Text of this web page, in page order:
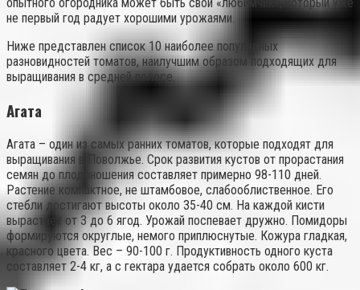
не первый год радует хорошими урожаями.
Ниже представлен список 10 наиболее популярных
разновидностей томатов, наилучшим образом подходящих для
выращивания в средней полосе.
Агата
Агата – один из самых ранних томатов, которые подходят для
выращивания в Поволжье. Срок развития кустов от прорастания
семян до плодоношения составляет примерно 98-110 дней.
Растение компактное, не штамбовое, слабооблиственное. Его
стебли достигают высоты около 35-40 см. На каждой кисти
вырастает от 3 до 6 ягод. Урожай поспевает дружно. Помидоры
формируются округлые, немого приплюснутые. Кожура гладкая,
красного цвета. Вес – 90-100 г. Продуктивность одного куста
составляет 2-4 кг, а с гектара удается собрать около 600 кг.